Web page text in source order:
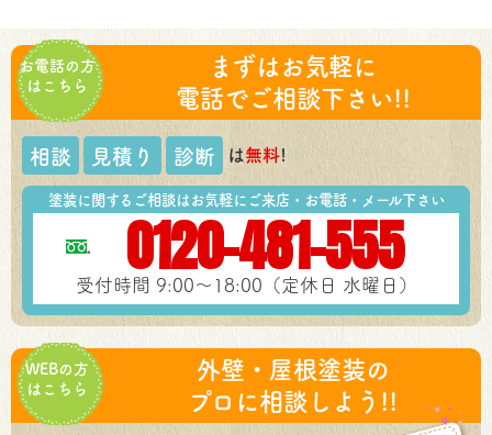
お電話の方
はこちら
まずはお気軽に
電話でご相談下さい!!
相談 見積り 診断 は無料!
塗装に関するご相談はお気軽にご来店・お電話・メール下さい
0120-481-555
受付時間 9:00～18:00（定休日 水曜日）
WEBの方
はこちら
外壁・屋根塗装の
プロに相談しよう!!